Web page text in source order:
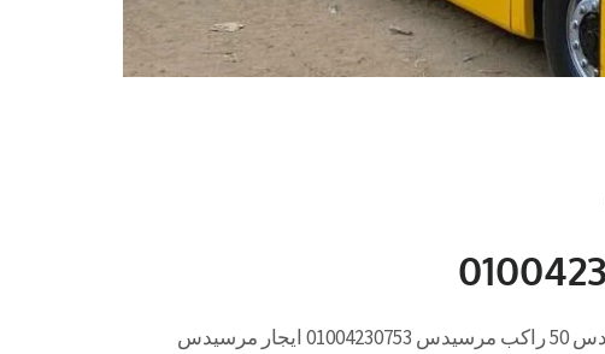
ايجار اتوبيس سياحي باص سياحي الى مطروح مرسيدس 50 راكب مرسيدس 01004230753 ايجار مرسيدس